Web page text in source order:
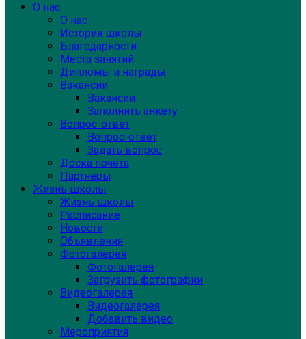
О нас
О нас
История школы
Благодарности
Места занятий
Дипломы и награды
Вакансии
Вакансии
Заполнить анкету
Вопрос-ответ
Вопрос-ответ
Задать вопрос
Доска почёта
Партнёры
Жизнь школы
Жизнь школы
Расписание
Новости
Объявления
Фотогалерея
Фотогалерея
Загрузить фотографии
Видеогалерея
Видеогалерея
Добавить видео
Мероприятия